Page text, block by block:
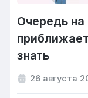
Очередь на
знать
26 августа